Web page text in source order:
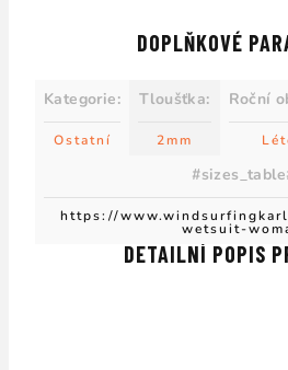
DETAILNÍ POPIS
DOPLŇKOVÉ
Kategorie:
Ostatní
Tloušťka:
2mm
Roční
https://
wetsuit-